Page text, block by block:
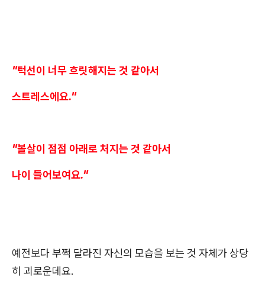
"턱선이 너무 흐릿해지는 것 같아서
스트레스에요."
"볼살이 점점 아래로 처지는 것 같아서
나이 들어보여요."
예전보다 부쩍 달라진 자신의 모습을 보는 것 자체가 상당
히 괴로운데요.